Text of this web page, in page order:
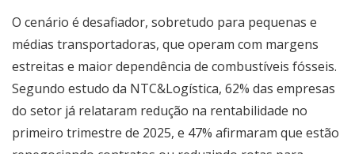
O cenário é desafiador, sobretudo para pequenas e
médias transportadoras, que operam com margens
estreitas e maior dependência de combustíveis fósseis.
Segundo estudo da NTC&Logística, 62% das empresas
do setor já relataram redução na rentabilidade no
primeiro trimestre de 2025, e 47% afirmaram que estão